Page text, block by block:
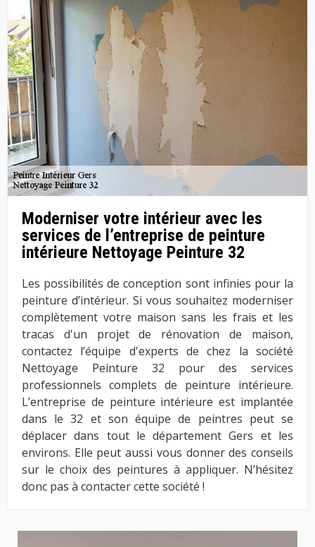
Moderniser votre intérieur avec les
services de l’entreprise de peinture
intérieure Nettoyage Peinture 32
Les possibilités de conception sont infinies pour la
peinture d’intérieur. Si vous souhaitez moderniser
complètement votre maison sans les frais et les
tracas d'un projet de rénovation de maison,
contactez l’équipe d'experts de chez la société
Nettoyage Peinture 32 pour des services
professionnels complets de peinture intérieure.
L’entreprise de peinture intérieure est implantée
dans le 32 et son équipe de peintres peut se
déplacer dans tout le département Gers et les
environs. Elle peut aussi vous donner des conseils
sur le choix des peintures à appliquer. N’hésitez
donc pas à contacter cette société !